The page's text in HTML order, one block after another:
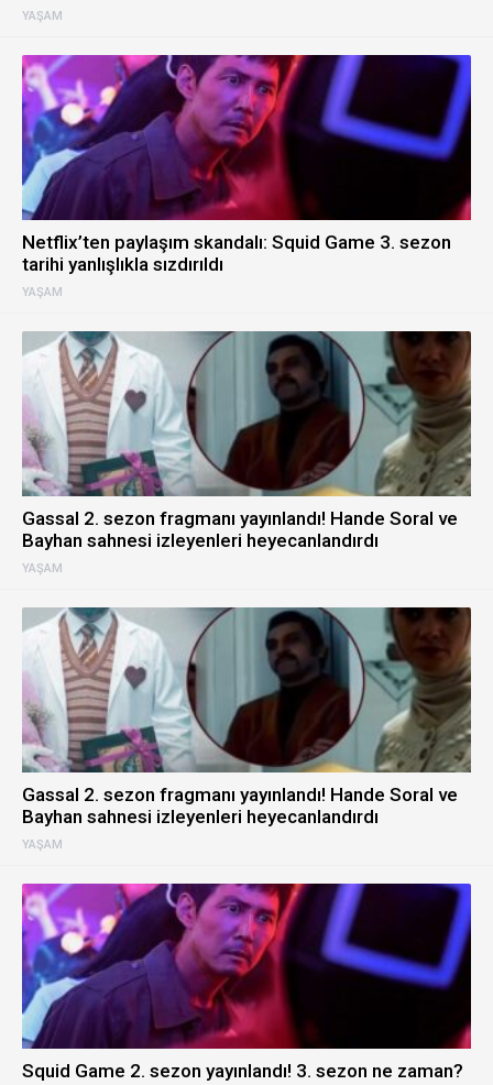
YAŞAM
YAŞAM
Netflix’ten paylaşım skandalı: Squid Game 3. sezon
tarihi yanlışlıkla sızdırıldı
YAŞAM
Gassal 2. sezon fragmanı yayınlandı! Hande Soral ve
Bayhan sahnesi izleyenleri heyecanlandırdı
YAŞAM
Gassal 2. sezon fragmanı yayınlandı! Hande Soral ve
Bayhan sahnesi izleyenleri heyecanlandırdı
Squid Game 2. sezon yayınlandı! 3. sezon ne zaman?